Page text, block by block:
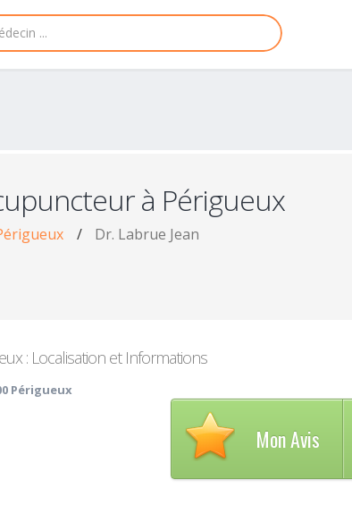
à Périgueux
/ Dr. Labrue Jean
: Localisation et Informations
Périgueux
Mon Avis